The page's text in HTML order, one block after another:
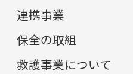
連携事業
保全の取組
救護事業について